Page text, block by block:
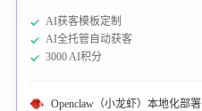
AI获客模板定制
AI全托管自动获客
3000 AI积分
Openclaw（小龙虾）本地化部署